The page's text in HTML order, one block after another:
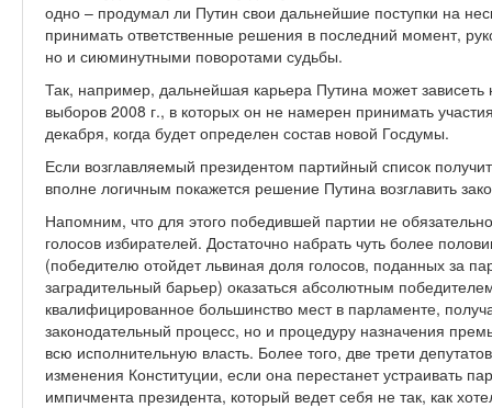
одно – продумал ли Путин свои дальнейшие поступки на
принимать ответственные решения в последний момент,
но и сиюминутными поворотами судьбы.
Так, например, дальнейшая карьера Путина может зависеть
выборов 2008 г., в которых он не намерен принимать
декабря, когда будет определен состав новой Госдумы.
Если возглавляемый президентом партийный список
вполне логичным покажется решение Путина возглавить
Напомним, что для этого победившей партии не
голосов избирателей. Достаточно набрать чуть более
(победителю отойдет львиная доля голосов, поданных за
заградительный барьер) оказаться абсолютным
квалифицированное большинство мест в парламенте,
законодательный процесс, но и процедуру назначения
всю исполнительную власть. Более того, две трети
изменения Конституции, если она перестанет устраивать
импичмента президента, который ведет себя не так, как